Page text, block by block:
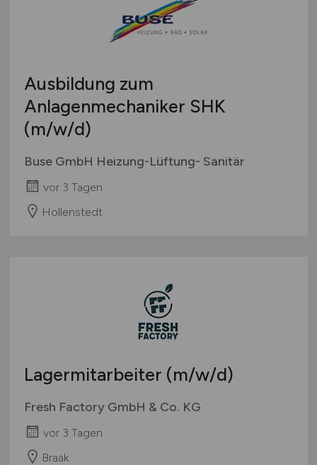
Ausbildung zum
Anlagenmechaniker SHK
(m/w/d)
Buse GmbH Heizung-Lüftung- Sanitär
vor 3 Tagen
Hollenstedt
Lagermitarbeiter (m/w/d)
Fresh Factory GmbH & Co. KG
vor 3 Tagen
Braak